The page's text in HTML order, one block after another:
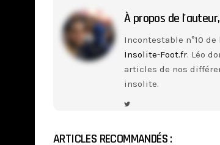
À propos de l'auteur,
Incontestable n°10
Insolite-Foot.fr. Léo
articles de nos
insolite.
ARTICLES RECOMMANDÉS :